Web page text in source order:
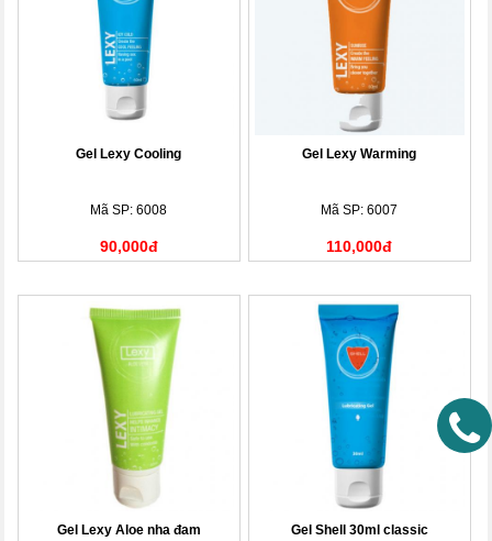
Gel Lexy Cooling
Mã SP: 6008
90,000đ
Gel Lexy Warming
Mã SP: 6007
110,000đ
Gel Lexy Aloe nha đam Gel Shell 30ml classic